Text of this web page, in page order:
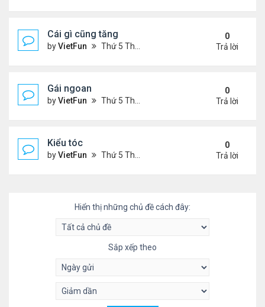
Cái gì cũng tăng
byVietFun Thứ 5 Tháng 11 04, 2021 9:31 pm
0
Trả lời
Gái ngoan
byVietFun Thứ 5 Tháng 11 04, 2021 9:28 pm
0
Trả lời
Kiểu tóc
byVietFun Thứ 5 Tháng 11 04, 2021 3:59 pm
0
Trả lời
Hiển thị những chủ đề cách đây:
Sắp xếp theo